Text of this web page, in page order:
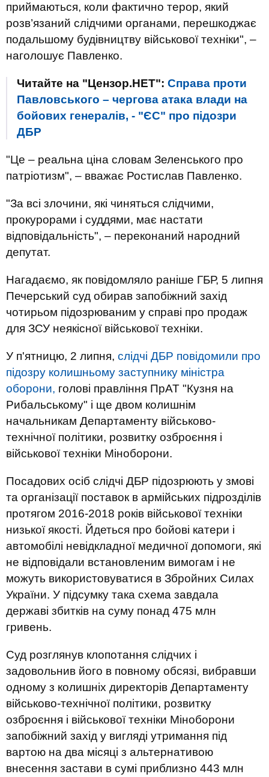
приймаються, коли фактично терор, який
розв’язаний слідчими органами, перешкоджає
подальшому будівництву військової техніки", –
наголошує Павленко.
Читайте на "Цензор.НЕТ": Справа проти
Павловського – чергова атака влади на
бойових генералів, - "ЄС" про підозри
ДБР
"Це – реальна ціна словам Зеленського про
патріотизм", – вважає Ростислав Павленко.
"За всі злочини, які чиняться слідчими,
прокурорами і суддями, має настати
відповідальність", – переконаний народний
депутат.
Нагадаємо, як повідомляло раніше ГБР, 5 липня
Печерський суд обирав запобіжний захід
чотирьом підозрюваним у справі про продаж
для ЗСУ неякісної військової техніки.
У п'ятницю, 2 липня, слідчі ДБР повідомили про
підозру колишньому заступнику міністра
оборони, голові правління ПрАТ "Кузня на
Рибальському" і ще двом колишнім
начальникам Департаменту військово-
технічної політики, розвитку озброєння і
військової техніки Міноборони.
Посадових осіб слідчі ДБР підозрюють у змові
та організації поставок в армійських підрозділів
протягом 2016-2018 років військової техніки
низької якості. Йдеться про бойові катери і
автомобілі невідкладної медичної допомоги, які
не відповідали встановленим вимогам і не
можуть використовуватися в Збройних Силах
України. У підсумку така схема завдала
державі збитків на суму понад 475 млн
гривень.
Суд розглянув клопотання слідчих і
задовольнив його в повному обсязі, вибравши
одному з колишніх директорів Департаменту
військово-технічної політики, розвитку
озброєння і військової техніки Міноборони
запобіжний захід у вигляді утримання під
вартою на два місяці з альтернативою
внесення застави в сумі приблизно 443 млн